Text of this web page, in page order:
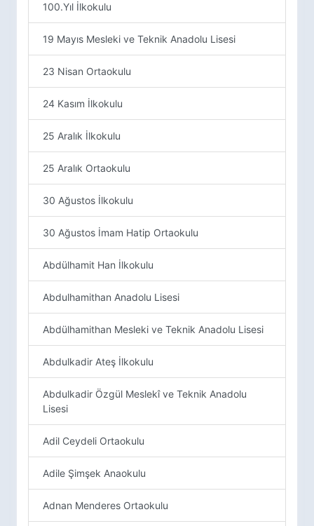
100.Yıl İlkokulu
19 Mayıs Mesleki ve Teknik Anadolu Lisesi
23 Nisan Ortaokulu
24 Kasım İlkokulu
25 Aralık İlkokulu
25 Aralık Ortaokulu
30 Ağustos İlkokulu
30 Ağustos İmam Hatip Ortaokulu
Abdülhamit Han İlkokulu
Abdulhamithan Anadolu Lisesi
Abdülhamithan Mesleki ve Teknik Anadolu Lisesi
Abdulkadir Ateş İlkokulu
Abdulkadir Özgül Meslekî ve Teknik Anadolu
Lisesi
Adil Ceydeli Ortaokulu
Adile Şimşek Anaokulu
Adnan Menderes Ortaokulu